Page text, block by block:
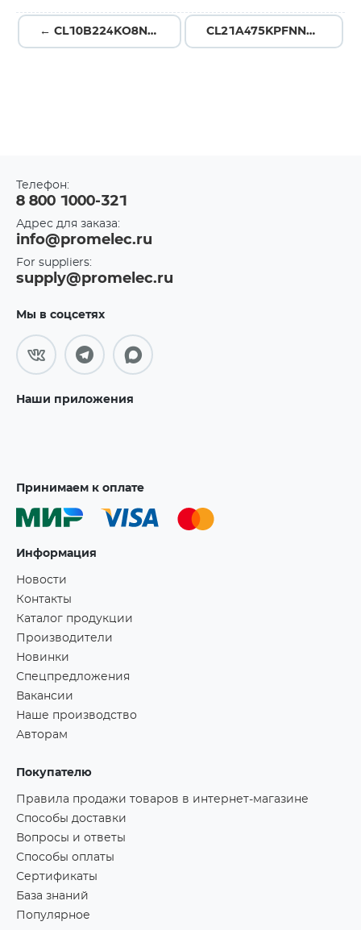
← CL10B224KO8NNND CL21A475KPFNNNF →
Телефон:
8 800 1000-321
Адрес для заказа:
info@promelec.ru
For suppliers:
supply@promelec.ru
Мы в соцсетях
Наши приложения
Принимаем к оплате
Информация
Новости
Контакты
Каталог продукции
Производители
Новинки
Спецпредложения
Вакансии
Наше производство
Авторам
Покупателю
Правила продажи товаров в интернет-магазине
Способы доставки
Вопросы и ответы
Способы оплаты
Сертификаты
База знаний
Популярное